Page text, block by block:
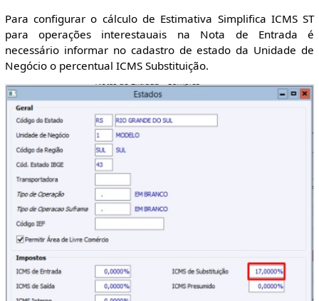
Para configurar o cálculo de Estimativa Simplifica ICMS ST
para operações interestauais na Nota de Entrada é
necessário informar no cadastro de estado da Unidade de
Negócio o percentual ICMS Substituição.